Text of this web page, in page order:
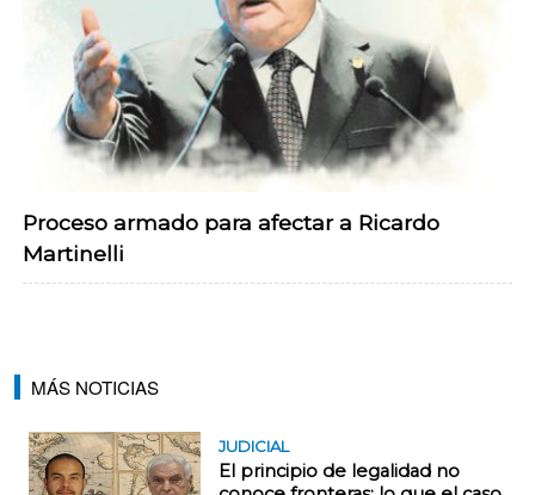
Proceso armado para afectar a Ricardo
Martinelli
MÁS NOTICIAS
JUDICIAL
El principio de legalidad no